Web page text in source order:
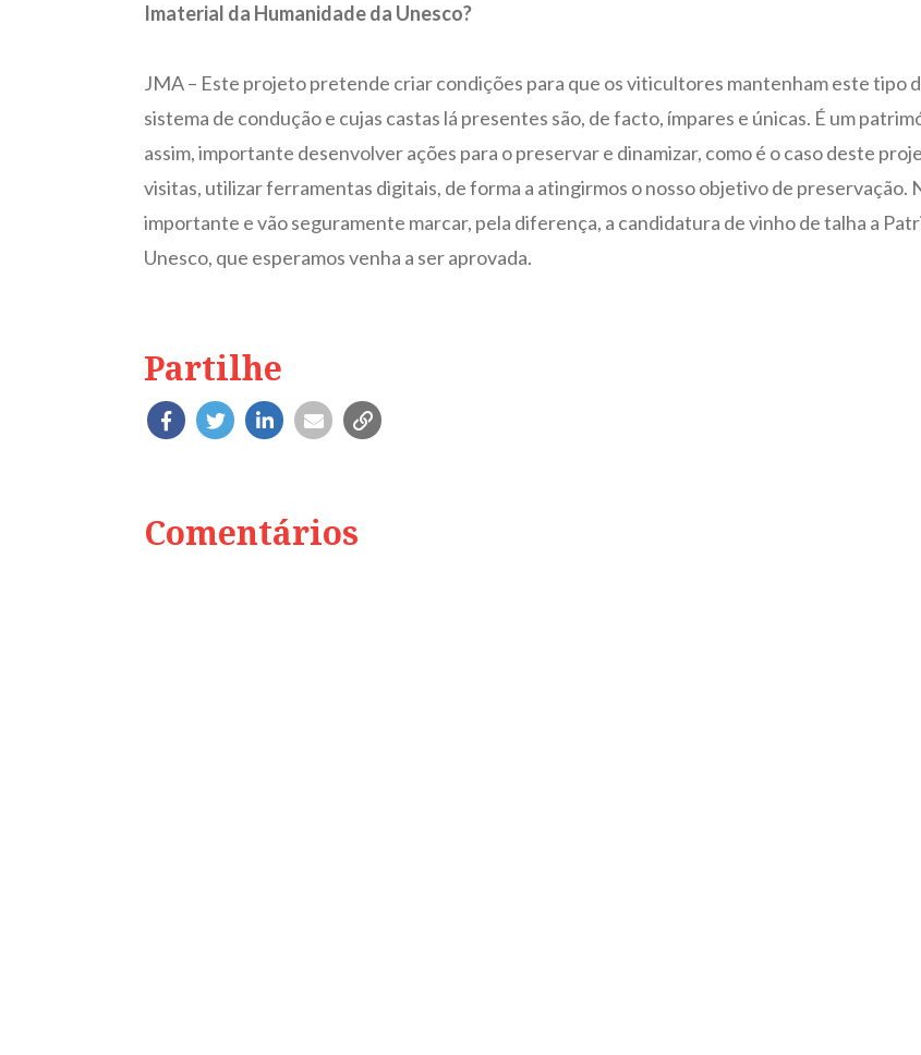
Imaterial da Humanidade da Unesco?
JMA – Este projeto pretende criar condições para que os viticultores mantenham este tipo
sistema de condução e cujas castas lá presentes são, de facto, ímpares e únicas. É um
assim, importante desenvolver ações para o preservar e dinamizar, como é o caso deste
visitas, utilizar ferramentas digitais, de forma a atingirmos o nosso objetivo de preservação.
importante e vão seguramente marcar, pela diferença, a candidatura de vinho de talha a
Unesco, que esperamos venha a ser aprovada.
Partilhe
Comentários